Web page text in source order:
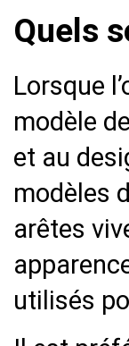
Quels
Lorsque
modèle
et au
modèles
arêtes
utilisés